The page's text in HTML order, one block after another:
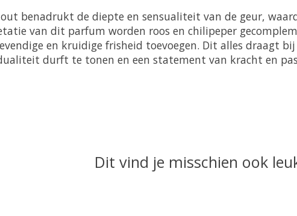
benadrukt de diepte en sensualiteit van de geur,
van dit parfum worden roos en chilipeper
en kruidige frisheid toevoegen. Dit alles draagt
durft te tonen en een statement van kracht en
Dit vind je misschien ook